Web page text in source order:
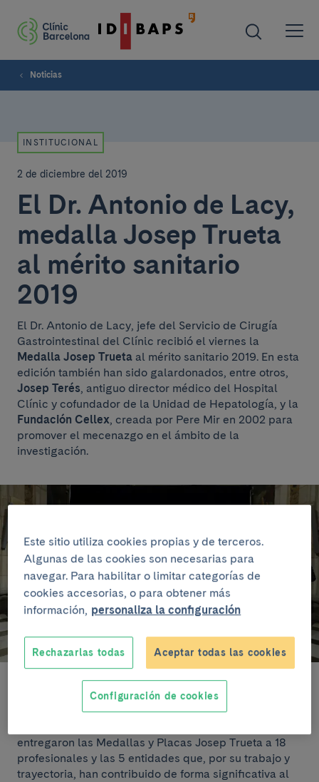
Noticias
INSTITUCIONAL
2 de diciembre del 2019
El Dr. Antonio de Lacy,
medalla Josep Trueta
al mérito sanitario
2019
El Dr. Antonio de Lacy, jefe del Servicio de Cirugía
Gastrointestinal del Clínic recibió el viernes la
Medalla Josep Trueta al mérito sanitario 2019. En esta
edición también han sido galardonados, entre otros,
Josep Terés, antiguo director médico del Hospital
Clínic y cofundador de la Unidad de Hepatología, y la
Fundación Cellex, creada por Pere Mir en 2002 para
promover el mecenazgo en el ámbito de la
investigación.
El acto, presidido por el presidente de la Generalitat,
, se inició con un parlamento de la
entregaron las Medallas y Placas Josep Trueta a 18
profesionales y las 5 entidades que, por su trabajo y
trayectoria, han contribuido de forma significativa al
Este sitio utiliza cookies propias y de terceros.
Algunas de las cookies son necesarias para
navegar. Para habilitar o limitar categorías de
cookies accesorias, o para obtener más
información, personaliza la configuración
Rechazarlas todas Aceptar todas las cookies
Configuración de cookies